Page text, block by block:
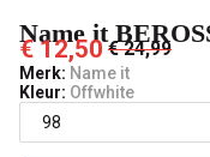
Name it
€ 12,50 € 24,99
Merk: Name it
Kleur: Offwhite